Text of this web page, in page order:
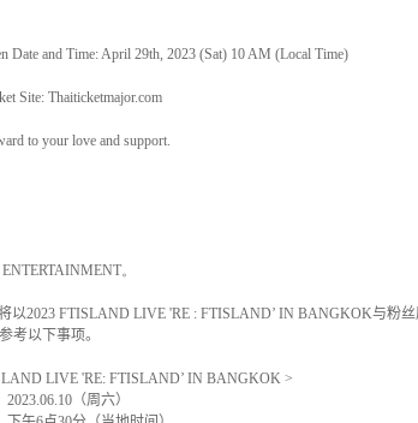
Date and Time: April 29th, 2023 (Sat) 10 AM (Local Time)
Site: Thaiticketmajor.com
to your love and support.
。
以2023 FTISLAND LIVE 'RE : FTISLAND’ IN BANGKOK与粉丝
考以下事项。
LIVE 'RE: FTISLAND’ IN BANGKOK >
2023.06.10 （周六）